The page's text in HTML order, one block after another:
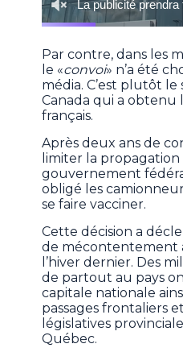
Par contre, dans les
le «convoi» n’a été
média. C’est plutôt
Canada qui a obtenu
français.
Après deux ans de
limiter la propagation
gouvernement
obligé les
se faire vacciner.
Cette décision a
de mécontentement
l’hiver dernier. Des
de partout au pays
capitale nationale
passages frontaliers
législatives
Québec.